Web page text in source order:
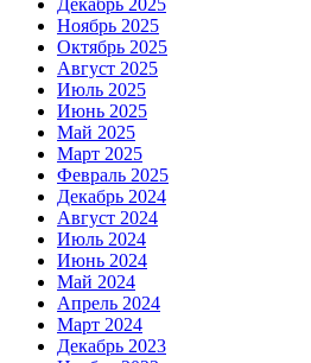
Декабрь 2025
Ноябрь 2025
Октябрь 2025
Август 2025
Июль 2025
Июнь 2025
Май 2025
Март 2025
Февраль 2025
Декабрь 2024
Август 2024
Июль 2024
Июнь 2024
Май 2024
Апрель 2024
Март 2024
Декабрь 2023